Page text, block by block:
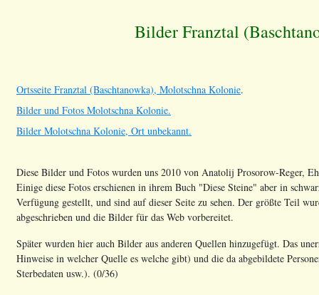
Bilder Franztal
Ortsseite Franztal (Baschtanowka), Molotschna Kolonie.
Bilder und Fotos Molotschna Kolonie.
Bilder Molotschna Kolonie, Ort unbekannt.
Diese Bilder und Fotos wurden uns 2010 von Anatolij Prosorow-Reger,
Einige diese Fotos erschienen in ihrem Buch "Diese Steine" aber in
Verfügung gestellt, und sind auf dieser Seite zu sehen. Der größte Teil
abgeschrieben und die Bilder für das Web vorbereitet.
Später wurden hier auch Bilder aus anderen Quellen hinzugefügt. Das
Hinweise in welcher Quelle es welche gibt) und die da abgebildete
Sterbedaten usw.). (0/36)